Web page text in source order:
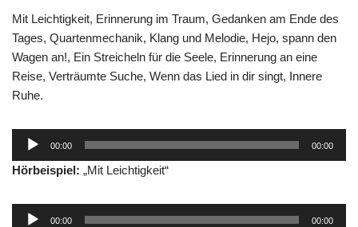
Mit Leichtigkeit, Erinnerung im Traum, Gedanken am Ende des
Tages, Quartenmechanik, Klang und Melodie, Hejo, spann den
Wagen an!, Ein Streicheln für die Seele, Erinnerung an eine
Reise, Verträumte Suche, Wenn das Lied in dir singt, Innere
Ruhe.
Audio-
00:00 00:00
Hörbeispiel: „Mit Leichtigkeit“
Audio-
00:00 00:00